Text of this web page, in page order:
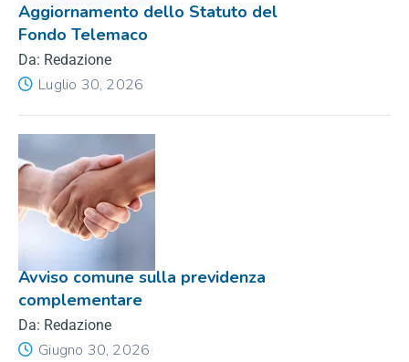
Aggiornamento dello Statuto del
Fondo Telemaco
Da: Redazione
Luglio 30, 2026
Avviso comune sulla previdenza
complementare
Da: Redazione
Giugno 30, 2026